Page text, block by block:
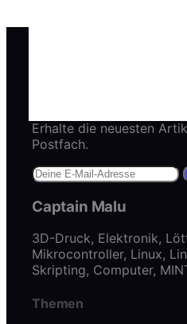
Erhalte die neuesten
Postfach.
Captain Malu
3D-Druck, Elektronik,
Mikrocontroller, Linux,
Skripting, Computer,
Themen